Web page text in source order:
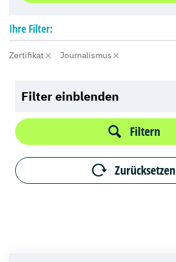
Ihre Filter:
Zertifikat Journalismus
Filter einblenden
Filtern
Zurücksetzen